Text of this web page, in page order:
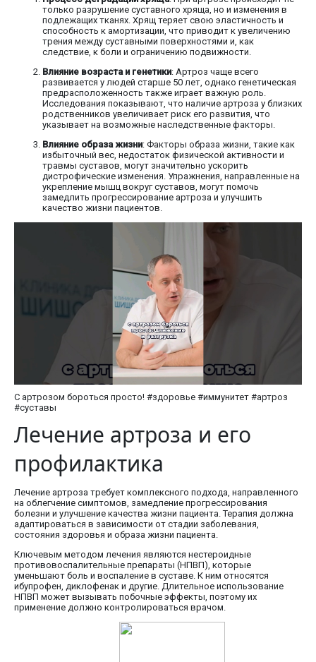
только разрушение суставного хряща, но и изменения в
подлежащих тканях. Хрящ теряет свою эластичность и
способность к амортизации, что приводит к увеличению
трения между суставными поверхностями и, как
следствие, к боли и ограничению подвижности.
Влияние возраста и генетики: Артроз чаще всего
развивается у людей старше 50 лет, однако генетическая
предрасположенность также играет важную роль.
Исследования показывают, что наличие артроза у близких
родственников увеличивает риск его развития, что
указывает на возможные наследственные факторы.
Влияние образа жизни: Факторы образа жизни, такие как
избыточный вес, недостаток физической активности и
травмы суставов, могут значительно ускорить
дистрофические изменения. Упражнения, направленные на
укрепление мышц вокруг суставов, могут помочь
замедлить прогрессирование артроза и улучшить
качество жизни пациентов.
С артрозом бороться просто! #здоровье #иммунитет #артроз
#суставы
Лечение артроза и его
профилактика
Лечение артроза требует комплексного подхода, направленного
на облегчение симптомов, замедление прогрессирования
болезни и улучшение качества жизни пациента. Терапия должна
адаптироваться в зависимости от стадии заболевания,
состояния здоровья и образа жизни пациента.
Ключевым методом лечения являются нестероидные
противовоспалительные препараты (НПВП), которые
уменьшают боль и воспаление в суставе. К ним относятся
ибупрофен, диклофенак и другие. Длительное использование
НПВП может вызывать побочные эффекты, поэтому их
применение должно контролироваться врачом.